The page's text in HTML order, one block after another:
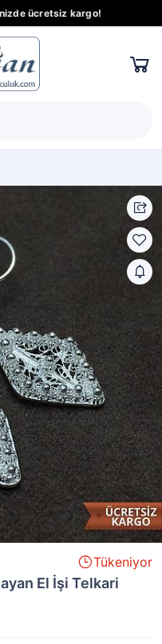
ücretsiz kargo!
Tükeniyor
El İşi Telkari